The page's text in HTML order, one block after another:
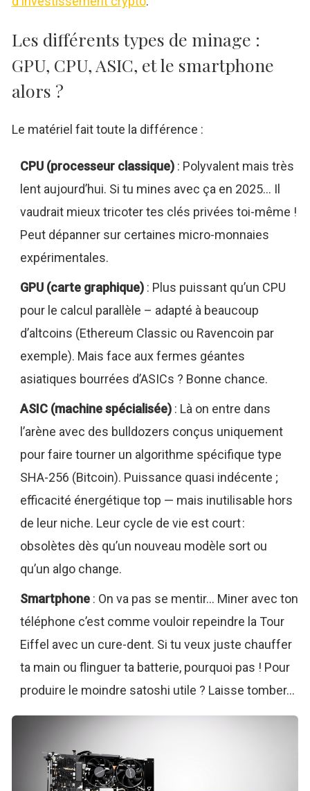
Les différents types de minage :
GPU, CPU, ASIC, et le smartphone
alors ?
Le matériel fait toute la différence :
CPU (processeur classique) : Polyvalent mais très
lent aujourd’hui. Si tu mines avec ça en 2025... Il
vaudrait mieux tricoter tes clés privées toi-même !
Peut dépanner sur certaines micro-monnaies
expérimentales.
GPU (carte graphique) : Plus puissant qu’un CPU
pour le calcul parallèle – adapté à beaucoup
d’altcoins (Ethereum Classic ou Ravencoin par
exemple). Mais face aux fermes géantes
asiatiques bourrées d’ASICs ? Bonne chance.
ASIC (machine spécialisée) : Là on entre dans
l’arène avec des bulldozers conçus uniquement
pour faire tourner un algorithme spécifique type
SHA-256 (Bitcoin). Puissance quasi indécente ;
efficacité énergétique top — mais inutilisable hors
de leur niche. Leur cycle de vie est court :
obsolètes dès qu’un nouveau modèle sort ou
qu’un algo change.
Smartphone : On va pas se mentir… Miner avec ton
téléphone c’est comme vouloir repeindre la Tour
Eiffel avec un cure-dent. Si tu veux juste chauffer
ta main ou flinguer ta batterie, pourquoi pas ! Pour
produire le moindre satoshi utile ? Laisse tomber…